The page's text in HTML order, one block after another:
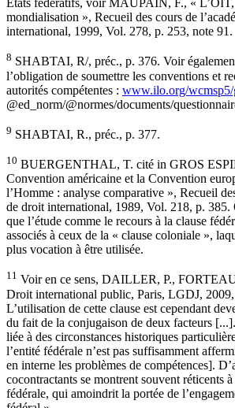
Etats fédératifs, voir MAUPAIN, F., « L’OIT,
mondialisation », Recueil des cours de
international, 1999, Vol. 278, p. 253, note 91.
8 SHABTAI, R/, préc., p. 376. Voir
l’obligation de soumettre les conventions et
autorités compétentes : www.ilo.org/
@ed_norm/@normes/documents/
9 SHABTAI, R., préc., p. 377.
10 BUERGENTHAL, T. cité in GROS
Convention américaine et la Convention
l’Homme : analyse comparative », Recueil
de droit international, 1989, Vol. 218, p. 385.
que l’étude comme le recours à la clause
associés à ceux de la « clause coloniale »,
plus vocation à être utilisée.
11 Voir en ce sens, DAILLER, P.,
Droit international public, Paris, LGDJ,
L’utilisation de cette clause est cependant
du fait de la conjugaison de deux facteurs
liée à des circonstances historiques
l’entité fédérale n’est pas suffisamment
en interne les problèmes de compétences].
cocontractants se montrent souvent réticents
fédérale, qui amoindrit la portée de